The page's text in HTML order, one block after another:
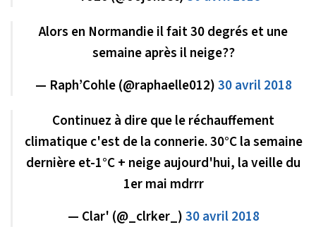
Alors en Normandie il fait 30 degrés et une
semaine après il neige??
— Raph’Cohle (@raphaelle012)30 avril 2018
Continuez à dire que le réchauffement
climatique c'est de la connerie. 30°C la semaine
dernière et-1°C + neige aujourd'hui, la veille du
1er mai mdrrr
— Clar' (@_clrker_)30 avril 2018